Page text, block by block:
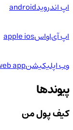
اپ اندرویدandroid
اپ آی‌او‌اسapple ios
وب اپلیکیشنweb app
پیوندها
کیف پول من